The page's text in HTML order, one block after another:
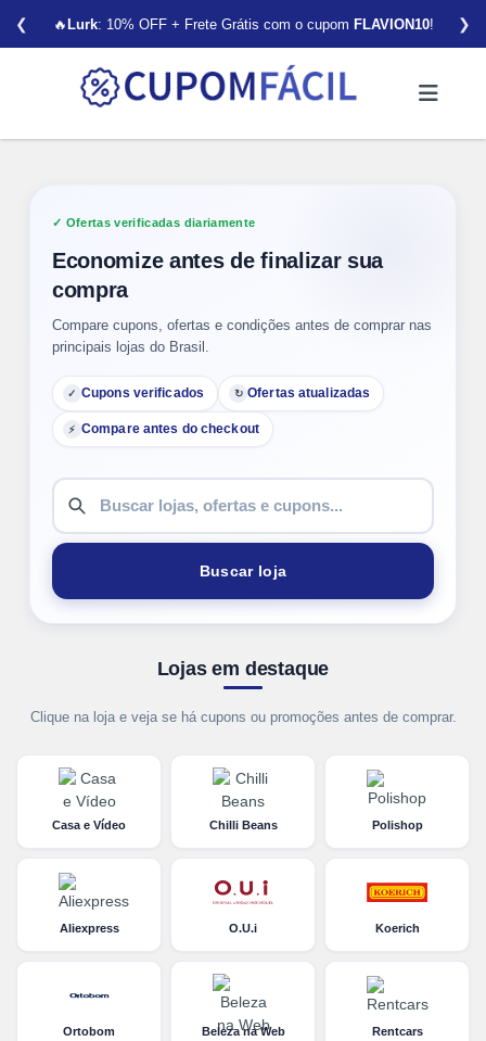
❮ 🔥Lurk: 10% OFF + Frete Grátis com o cupom FLAVION10! ❯
Ofertas verificadas diariamente
Economize antes de finalizar sua
compra
Compare cupons, ofertas e condições antes de comprar nas
principais lojas do Brasil.
✓ Cupons verificados ↻ Ofertas atualizadas
⚡ Compare antes do checkout
Buscar loja
Lojas em destaque
Clique na loja e veja se há cupons ou promoções antes de comprar.
Casa e Vídeo Chilli Beans Polishop
Aliexpress O.U.i Koerich
Ortobom Beleza na Web Rentcars